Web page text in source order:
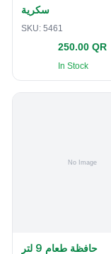
سكرية
SKU: 5461
250.00 QR
In Stock
حافظة طعام 9 لتر